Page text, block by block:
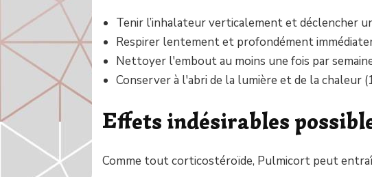
Tenir l’inhalateur verticalement et déclencher
Respirer lentement et profondément
Nettoyer l'embout au moins une fois par
Conserver à l'abri de la lumière et de la chaleur
Effets indésirables
Comme tout corticostéroïde, Pulmicort peut